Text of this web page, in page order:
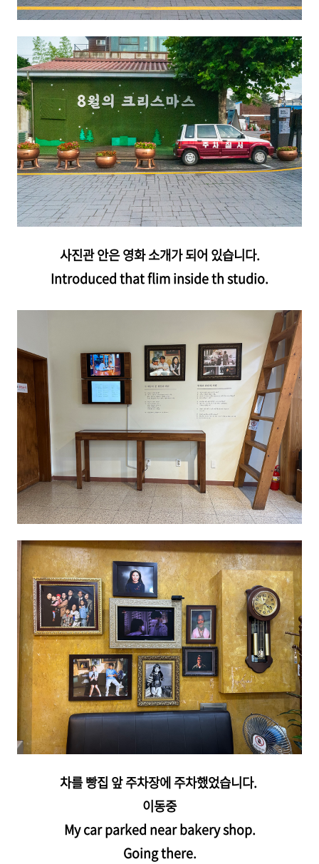
사진관 안은 영화 소개가 되어 있습니다.
Introduced that flim inside th studio.
차를 빵집 앞 주차장에 주차했었습니다.
이동중
My car parked near bakery shop.
Going there.